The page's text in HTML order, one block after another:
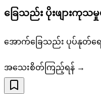
ခြေသည်း ပိုးဖျားကုသမှု
အောက်ခြေသည်း ပုပ်နုတ်ရေ
အသေးစိတ်ကြည့်ရန် →